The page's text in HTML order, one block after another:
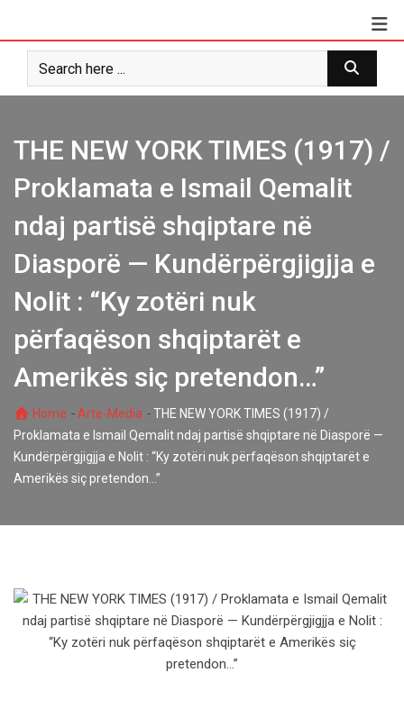
content
THE NEW YORK TIMES (1917) /
Proklamata e Ismail Qemalit
ndaj partisë shqiptare në
Diasporë — Kundërpërgjigjja e
Nolit : “Ky zotëri nuk
përfaqëson shqiptarët e
Amerikës siç pretendon…”
Home - Arte-Media -THE NEW YORK TIMES (1917) /
Proklamata e Ismail Qemalit ndaj partisë shqiptare në Diasporë —
Kundërpërgjigjja e Nolit : “Ky zotëri nuk përfaqëson shqiptarët e
Amerikës siç pretendon…”